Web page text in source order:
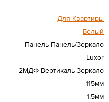
Для Квартиры
Белый
Панель-Панель/Зеркало
Luxor
2МДФ Вертикаль Зеркало
115мм
1.5мм